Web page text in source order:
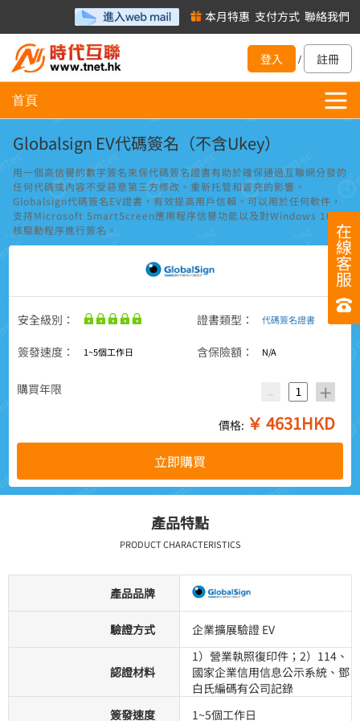
本月特惠 支付方式 聯絡我們
登入 / 註冊
在
線
客
服
首頁
Globalsign EV代碼簽名（不含Ukey）
用一個高信譽的數字簽名來保代碼簽名證書有助於確保通過互聯網分發的
任何代碼或內容不受惡意第三方修改、重新托管和冒充的影響。
Globalsign代碼簽名EV證書，有效提高用戶信賴。可以用於任何軟件，
支持Microsoft SmartScreen應用程序信譽功能以及對Windows 10內
核驅動程序進行簽名。
安全級別： 證書類型： 代碼簽名證書
簽發速度： 1~5個工作日 含保險額： N/A
購買年限 - +
價格: ￥ 4631HKD
立即購買
產品特點
PRODUCT CHARACTERISTICS
產品品牌
驗證方式 企業擴展驗證 EV
認證材料
1）營業執照復印件；2）114、
國家企業信用信息公示系統、鄧
白氏編碼有公司記錄
簽發速度
1~5個工作日